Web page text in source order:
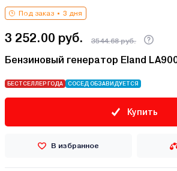
Под заказ 3 дня
3 252.00 руб. 3544.68 руб.
Бензиновый генератор Eland
БЕСТСЕЛЛЕР ГОДА СОСЕД ОБЗАВИДУЕТСЯ
Купить
В избранное